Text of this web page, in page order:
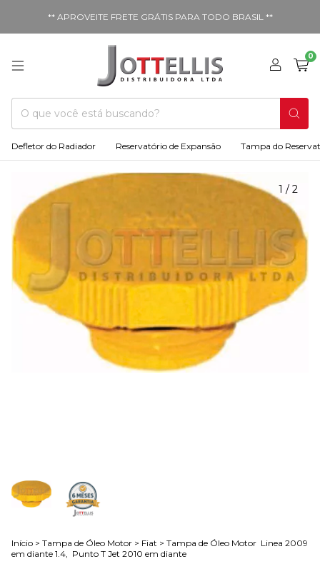
** APROVEITE FRETE GRÁTIS PARA TODO BRASIL **
0
Defletor do Radiador Reservatório de Expansão Tampa do
1 / 2
Início > Tampa de Óleo Motor > Fiat > Tampa de Óleo Motor Linea 2009
em diante 1.4, Punto T Jet 2010 em diante